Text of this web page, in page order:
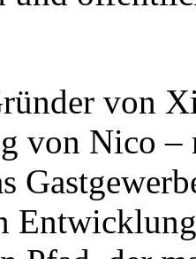
von
von Nico –